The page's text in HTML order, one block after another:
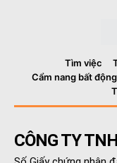
Tìm việc
Cẩm nang bất
CÔNG TY